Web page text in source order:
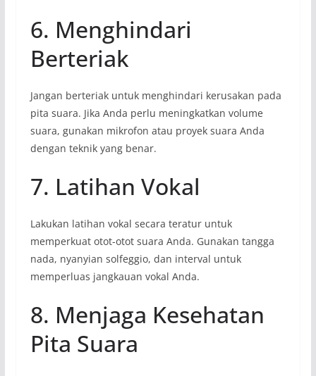
6. Menghindari
Berteriak
Jangan berteriak untuk menghindari kerusakan pada
pita suara. Jika Anda perlu meningkatkan volume
suara, gunakan mikrofon atau proyek suara Anda
dengan teknik yang benar.
7. Latihan Vokal
Lakukan latihan vokal secara teratur untuk
memperkuat otot-otot suara Anda. Gunakan tangga
nada, nyanyian solfeggio, dan interval untuk
memperluas jangkauan vokal Anda.
8. Menjaga Kesehatan
Pita Suara